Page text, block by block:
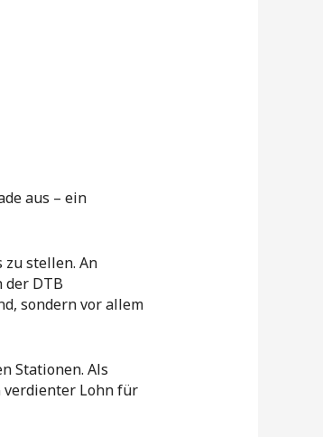
aus – ein
stellen. An
der DTB
sondern vor allem
Stationen. Als
verdienter Lohn für